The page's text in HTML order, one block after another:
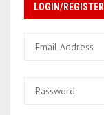
LOGIN/REGISTER